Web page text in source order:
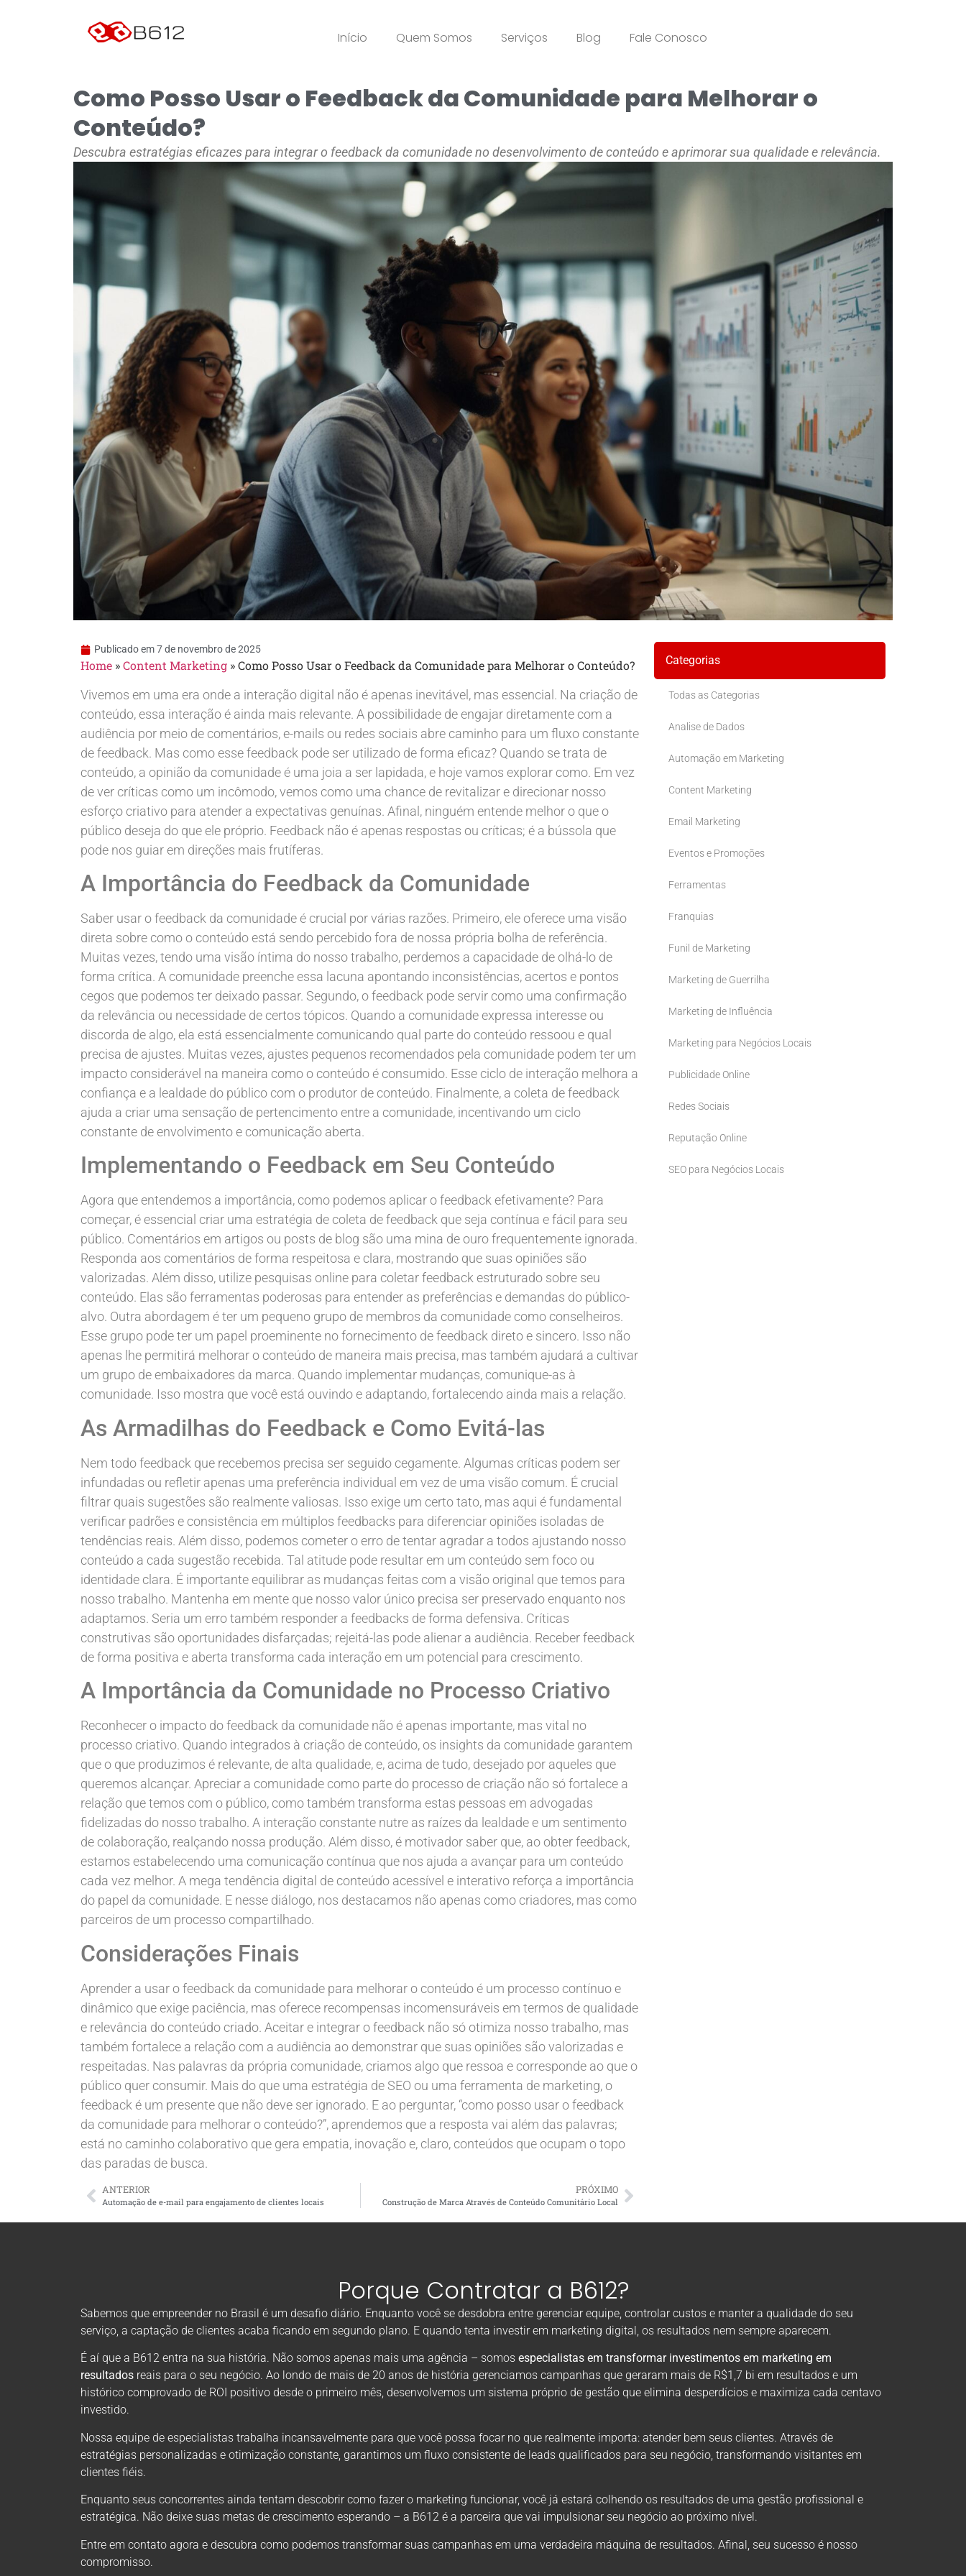
Início Quem Somos Serviços Blog Fale Conosco
Como Posso Usar o Feedback da Comunidade para Melhorar o
Conteúdo?
Descubra estratégias eficazes para integrar o feedback da comunidade no desenvolvimento de conteúdo e aprimorar sua qualidade e relevância.
Publicado em7 de novembro de 2025
Home »Content Marketing »Como Posso Usar o Feedback da Comunidade para Melhorar o Conteúdo?
Vivemos em uma era onde a interação digital não é apenas inevitável, mas essencial. Na criação de
conteúdo, essa interação é ainda mais relevante. A possibilidade de engajar diretamente com a
audiência por meio de comentários, e-mails ou redes sociais abre caminho para um fluxo constante
de feedback. Mas como esse feedback pode ser utilizado de forma eficaz? Quando se trata de
conteúdo, a opinião da comunidade é uma joia a ser lapidada, e hoje vamos explorar como. Em vez
de ver críticas como um incômodo, vemos como uma chance de revitalizar e direcionar nosso
esforço criativo para atender a expectativas genuínas. Afinal, ninguém entende melhor o que o
público deseja do que ele próprio. Feedback não é apenas respostas ou críticas; é a bússola que
pode nos guiar em direções mais frutíferas.
A Importância do Feedback da Comunidade
Saber usar o feedback da comunidade é crucial por várias razões. Primeiro, ele oferece uma visão
direta sobre como o conteúdo está sendo percebido fora de nossa própria bolha de referência.
Muitas vezes, tendo uma visão íntima do nosso trabalho, perdemos a capacidade de olhá-lo de
forma crítica. A comunidade preenche essa lacuna apontando inconsistências, acertos e pontos
cegos que podemos ter deixado passar. Segundo, o feedback pode servir como uma confirmação
da relevância ou necessidade de certos tópicos. Quando a comunidade expressa interesse ou
discorda de algo, ela está essencialmente comunicando qual parte do conteúdo ressoou e qual
precisa de ajustes. Muitas vezes, ajustes pequenos recomendados pela comunidade podem ter um
impacto considerável na maneira como o conteúdo é consumido. Esse ciclo de interação melhora a
confiança e a lealdade do público com o produtor de conteúdo. Finalmente, a coleta de feedback
ajuda a criar uma sensação de pertencimento entre a comunidade, incentivando um ciclo
constante de envolvimento e comunicação aberta.
Implementando o Feedback em Seu Conteúdo
Agora que entendemos a importância, como podemos aplicar o feedback efetivamente? Para
começar, é essencial criar uma estratégia de coleta de feedback que seja contínua e fácil para seu
público. Comentários em artigos ou posts de blog são uma mina de ouro frequentemente ignorada.
Responda aos comentários de forma respeitosa e clara, mostrando que suas opiniões são
valorizadas. Além disso, utilize pesquisas online para coletar feedback estruturado sobre seu
conteúdo. Elas são ferramentas poderosas para entender as preferências e demandas do público-
alvo. Outra abordagem é ter um pequeno grupo de membros da comunidade como conselheiros.
Esse grupo pode ter um papel proeminente no fornecimento de feedback direto e sincero. Isso não
apenas lhe permitirá melhorar o conteúdo de maneira mais precisa, mas também ajudará a cultivar
um grupo de embaixadores da marca. Quando implementar mudanças, comunique-as à
comunidade. Isso mostra que você está ouvindo e adaptando, fortalecendo ainda mais a relação.
As Armadilhas do Feedback e Como Evitá-las
Nem todo feedback que recebemos precisa ser seguido cegamente. Algumas críticas podem ser
infundadas ou refletir apenas uma preferência individual em vez de uma visão comum. É crucial
filtrar quais sugestões são realmente valiosas. Isso exige um certo tato, mas aqui é fundamental
verificar padrões e consistência em múltiplos feedbacks para diferenciar opiniões isoladas de
tendências reais. Além disso, podemos cometer o erro de tentar agradar a todos ajustando nosso
conteúdo a cada sugestão recebida. Tal atitude pode resultar em um conteúdo sem foco ou
identidade clara. É importante equilibrar as mudanças feitas com a visão original que temos para
nosso trabalho. Mantenha em mente que nosso valor único precisa ser preservado enquanto nos
adaptamos. Seria um erro também responder a feedbacks de forma defensiva. Críticas
construtivas são oportunidades disfarçadas; rejeitá-las pode alienar a audiência. Receber feedback
de forma positiva e aberta transforma cada interação em um potencial para crescimento.
A Importância da Comunidade no Processo Criativo
Reconhecer o impacto do feedback da comunidade não é apenas importante, mas vital no
processo criativo. Quando integrados à criação de conteúdo, os insights da comunidade garantem
que o que produzimos é relevante, de alta qualidade, e, acima de tudo, desejado por aqueles que
queremos alcançar. Apreciar a comunidade como parte do processo de criação não só fortalece a
relação que temos com o público, como também transforma estas pessoas em advogadas
fidelizadas do nosso trabalho. A interação constante nutre as raízes da lealdade e um sentimento
de colaboração, realçando nossa produção. Além disso, é motivador saber que, ao obter feedback,
estamos estabelecendo uma comunicação contínua que nos ajuda a avançar para um conteúdo
cada vez melhor. A mega tendência digital de conteúdo acessível e interativo reforça a importância
do papel da comunidade. E nesse diálogo, nos destacamos não apenas como criadores, mas como
parceiros de um processo compartilhado.
Considerações Finais
Aprender a usar o feedback da comunidade para melhorar o conteúdo é um processo contínuo e
dinâmico que exige paciência, mas oferece recompensas incomensuráveis em termos de qualidade
e relevância do conteúdo criado. Aceitar e integrar o feedback não só otimiza nosso trabalho, mas
também fortalece a relação com a audiência ao demonstrar que suas opiniões são valorizadas e
respeitadas. Nas palavras da própria comunidade, criamos algo que ressoa e corresponde ao que o
público quer consumir. Mais do que uma estratégia de SEO ou uma ferramenta de marketing, o
feedback é um presente que não deve ser ignorado. E ao perguntar, “como posso usar o feedback
da comunidade para melhorar o conteúdo?”, aprendemos que a resposta vai além das palavras;
está no caminho colaborativo que gera empatia, inovação e, claro, conteúdos que ocupam o topo
das paradas de busca.
ANTERIOR
Automação de e-mail para engajamento de clientes locais
PRÓXIMO
Construção de Marca Através de Conteúdo Comunitário Local
Categorias
Todas as Categorias
Analise de Dados
Automação em Marketing
Content Marketing
Email Marketing
Eventos e Promoções
Ferramentas
Franquias
Funil de Marketing
Marketing de Guerrilha
Marketing de Influência
Marketing para Negócios Locais
Publicidade Online
Redes Sociais
Reputação Online
SEO para Negócios Locais
Porque Contratar a B612?
Sabemos que empreender no Brasil é um desafio diário. Enquanto você se desdobra entre gerenciar equipe, controlar custos e manter a qualidade do seu
serviço, a captação de clientes acaba ficando em segundo plano. E quando tenta investir em marketing digital, os resultados nem sempre aparecem.
É aí que a B612 entra na sua história. Não somos apenas mais uma agência – somos especialistas em transformar investimentos em marketing em
resultados reais para o seu negócio. Ao londo de mais de 20 anos de história gerenciamos campanhas que geraram mais de R$1,7 bi em resultados e um
histórico comprovado de ROI positivo desde o primeiro mês, desenvolvemos um sistema próprio de gestão que elimina desperdícios e maximiza cada centavo
investido.
Nossa equipe de especialistas trabalha incansavelmente para que você possa focar no que realmente importa: atender bem seus clientes. Através de
estratégias personalizadas e otimização constante, garantimos um fluxo consistente de leads qualificados para seu negócio, transformando visitantes em
clientes fiéis.
Enquanto seus concorrentes ainda tentam descobrir como fazer o marketing funcionar, você já estará colhendo os resultados de uma gestão profissional e
estratégica. Não deixe suas metas de crescimento esperando – a B612 é a parceira que vai impulsionar seu negócio ao próximo nível.
Entre em contato agora e descubra como podemos transformar suas campanhas em uma verdadeira máquina de resultados. Afinal, seu sucesso é nosso
compromisso.